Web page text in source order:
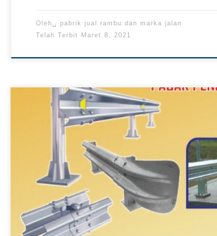
Oleh␣ pabrik jual rambu dan marka jalan
Telah Terbit
Maret 8, 2021